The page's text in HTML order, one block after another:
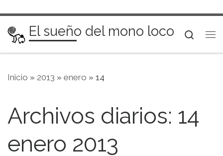
Saltar al contenido
El sueño del mono loco
Inicio » 2013 » enero » 14
Archivos diarios: 14
enero 2013